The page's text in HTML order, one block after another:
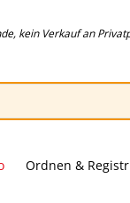
kein Verkauf an
Ordnen &